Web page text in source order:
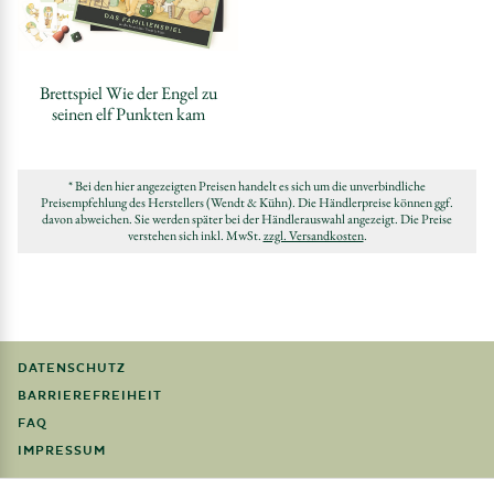
Brettspiel Wie der Engel zu
seinen elf Punkten kam
* Bei den hier angezeigten Preisen handelt es sich um die unverbindliche
Preisempfehlung des Herstellers (Wendt & Kühn). Die Händlerpreise können ggf.
davon abweichen. Sie werden später bei der Händlerauswahl angezeigt. Die Preise
verstehen sich inkl. MwSt.zzgl. Versandkosten.
DATENSCHUTZ
BARRIEREFREIHEIT
FAQ
IMPRESSUM